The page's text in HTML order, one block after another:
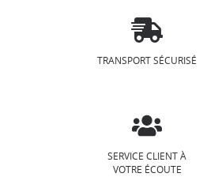
TRANSPORT SÉCURISÉ
SERVICE CLIENT À
VOTRE ÉCOUTE